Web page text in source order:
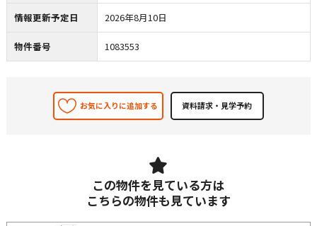
情報更新予定日 2026年8月10日
物件番号 1083553
お気に入りに追加する
この物件を見ている方は
こちらの物件も見ています